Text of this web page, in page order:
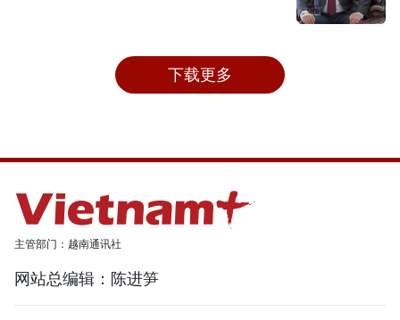
下载更多
主管部门：越南通讯社
网站总编辑：陈进笋